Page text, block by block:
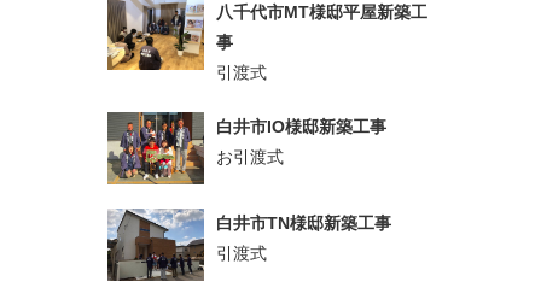
八千代市MT様邸平屋新築工
事
引渡式
白井市IO様邸新築工事
お引渡式
白井市TN様邸新築工事
引渡式